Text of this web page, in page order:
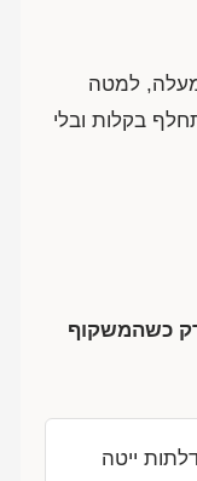
למטה
בקלות ובלי
כשהמשקוף
ייטה